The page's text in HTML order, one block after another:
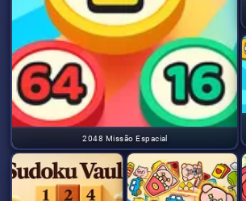
2048 Missão Espacial